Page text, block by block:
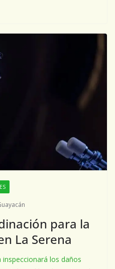
para la
La Serena
inspeccionará los daños